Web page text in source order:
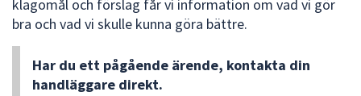
mellan
och
klagomål och förslag får vi information om vad vi gör
bra och vad vi skulle kunna göra bättre.
Har du ett pågående ärende, kontakta din
handläggare direkt.